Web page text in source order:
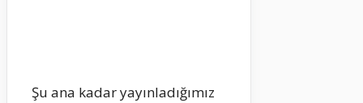
Şu ana kadar yayınladığımız